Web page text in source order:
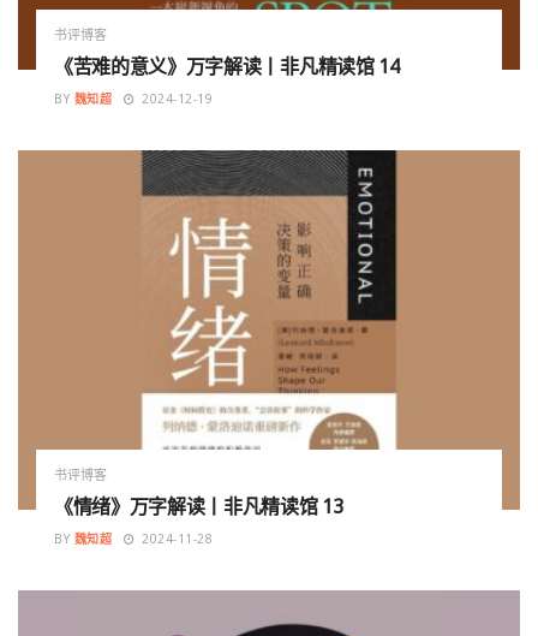
书评博客
《苦难的意义》万字解读丨非凡精读馆 14
BY 魏知超 2024-12-19
书评博客
《情绪》万字解读丨非凡精读馆 13
BY 魏知超 2024-11-28